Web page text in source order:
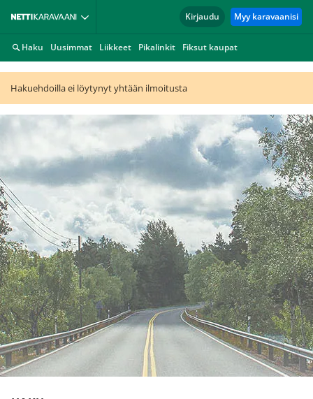
Kirjaudu Myy karavaanisi
Haku Uusimmat Liikkeet Pikalinkit Fiksut kaupat
Hakuehdoilla ei löytynyt yhtään ilmoitusta